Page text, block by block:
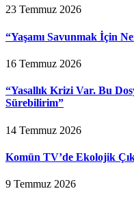
23 Temmuz 2026
“Yaşamı Savunmak İçin
16 Temmuz 2026
“Yasallık Krizi Var. Bu
Sürebilirim”
14 Temmuz 2026
Komün TV’de Ekolojik
9 Temmuz 2026